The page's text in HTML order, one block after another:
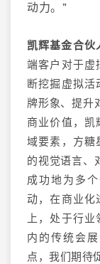
动力。”
凯辉基金合伙
端客户对于虚
断挖掘虚拟活
牌形象、提升
商业价值，凯
域要素，方糖
的视觉语言、
成功地为多
动，在商业化
上，处于行
内的传统会
点，我们期待